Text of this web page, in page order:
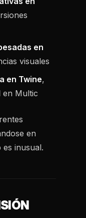
en
visuales
en Twine,
en Multic
en
es inusual.